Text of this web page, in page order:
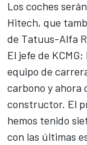
Los coches
Hitech, que
de Tatuus-Alfa
El jefe de
equipo de
carbono y ahora
constructor. El
hemos tenido
con las últimas